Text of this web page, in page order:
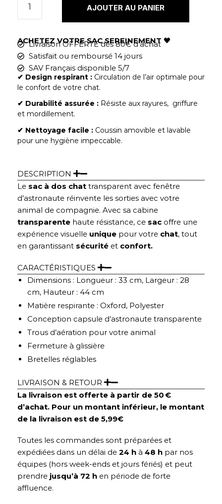
AJOUTER AU PANIER
ACHETEZ VOTRE SAC SEREINEMENT 🖤
Livraison OFFERTE dès 80€ d'achat
Satisfait ou remboursé 14 jours
SAV Français disponible 5/7
✔︎ Design respirant : Circulation de l’air optimale pour
le confort de votre chat.
✔︎ Durabilité assurée : Résiste aux rayures, griffure
et mordillement.
✔︎ Nettoyage facile : Coussin amovible et lavable
pour une hygiène impeccable.
DESCRIPTION
Le sac à dos chat transparent avec fenêtre
d’astronaute réinvente les sorties avec votre
animal de compagnie. Avec sa cabine
transparente haute résistance, ce sac offre une
expérience visuelle unique pour votre chat, tout
en garantissant sécurité et confort.
CARACTÉRISTIQUES
Dimensions : Longueur : 33 cm, Largeur : 28
cm, Hauteur : 44 cm
Matière respirante : Oxford, Polyester
Conception capsule d’astronaute transparente
Trous d’aération pour votre animal
Fermeture à glissière
Bretelles réglables
LIVRAISON & RETOUR
La livraison est offerte à partir de 50 €
d’achat. Pour un montant inférieur, le montant
de la livraison est de 5,99€
Toutes les commandes sont préparées et
expédiées dans un délai de 24 h à 48 h par nos
équipes (hors week-ends et jours fériés) et peut
prendre jusqu’à 72 h en période de forte
affluence.